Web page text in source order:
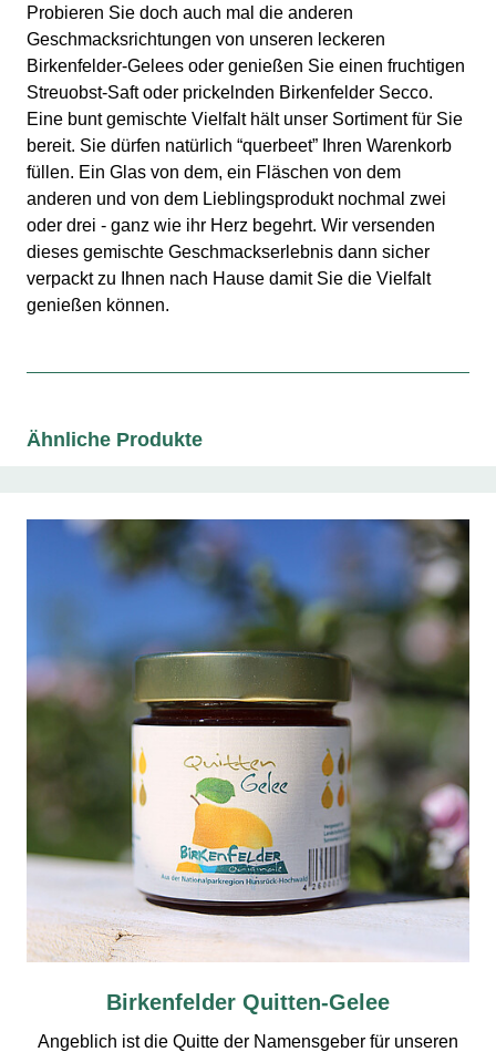
Probieren Sie doch auch mal die anderen
Geschmacksrichtungen von unseren leckeren
Birkenfelder-Gelees oder genießen Sie einen fruchtigen
Streuobst-Saft oder prickelnden Birkenfelder Secco.
Eine bunt gemischte Vielfalt hält unser Sortiment für Sie
bereit. Sie dürfen natürlich “querbeet” Ihren Warenkorb
füllen. Ein Glas von dem, ein Fläschen von dem
anderen und von dem Lieblingsprodukt nochmal zwei
oder drei - ganz wie ihr Herz begehrt. Wir versenden
dieses gemischte Geschmackserlebnis dann sicher
verpackt zu Ihnen nach Hause damit Sie die Vielfalt
genießen können.
Ähnliche Produkte
Birkenfelder Quitten-Gelee
Angeblich ist die Quitte der Namensgeber für unseren